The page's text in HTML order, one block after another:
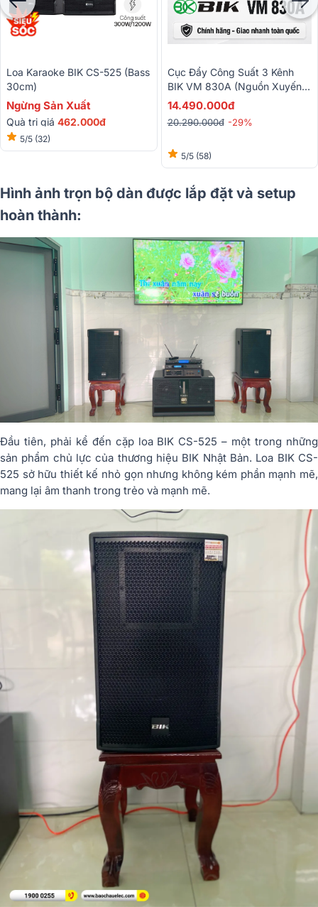
Loa Karaoke BIK CS-525 (bass
30cm)
Ngừng Sản Xuất
Quà trị giá 462.000đ
5/5 (32)
Cục Đẩy Công Suất 3 Kênh
BIK VM 830A (Nguồn Xuyến,
Class H)
14.490.000đ
20.290.000đ -29%
5/5 (58)
Hình ảnh trọn bộ dàn được lắp đặt và setup
hoàn thành:
Đầu tiên, phải kể đến cặp loa BIK CS-525 – một trong những
sản phẩm chủ lực của thương hiệu BIK Nhật Bản. Loa BIK CS-
525 sở hữu thiết kế nhỏ gọn nhưng không kém phần mạnh mẽ,
mang lại âm thanh trong trẻo và mạnh mẽ.